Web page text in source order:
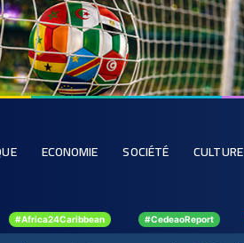
ECONOMIE SOCIÉTÉ CULTURE
#Africa24Caribbean #CedeaoReport